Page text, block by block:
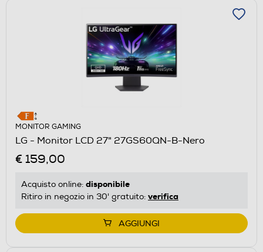
MONITOR GAMING
LG - Monitor LCD 27" 27GS60QN-B-Nero
€ 159,00
Acquisto online: disponibile
Ritiro in negozio in 30' gratuito: verifica
AGGIUNGI